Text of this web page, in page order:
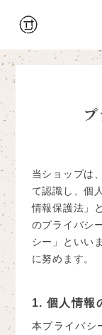
当ショップは
て認識し、個
情報保護法」
のプライバシ
シー」といい
に努めます。
1. 個人情報
本プライバシ